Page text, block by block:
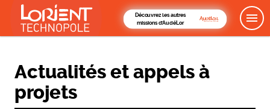
Découvrez les autres
missions d'AudéLor
Actualités et appels à
projets